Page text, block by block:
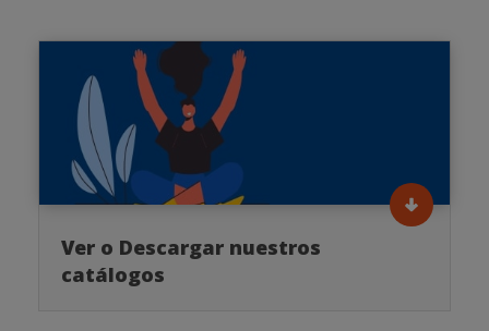
Ver o Descargar nuestros
catálogos